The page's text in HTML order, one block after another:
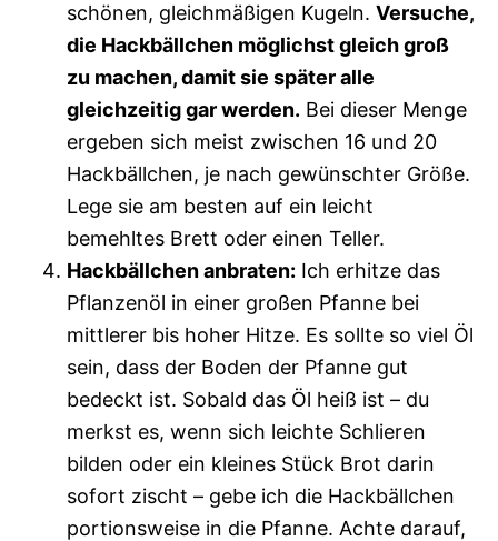
schönen, gleichmäßigen Kugeln. Versuche,
die Hackbällchen möglichst gleich groß
zu machen, damit sie später alle
gleichzeitig gar werden. Bei dieser Menge
ergeben sich meist zwischen 16 und 20
Hackbällchen, je nach gewünschter Größe.
Lege sie am besten auf ein leicht
bemehltes Brett oder einen Teller.
Hackbällchen anbraten: Ich erhitze das
Pflanzenöl in einer großen Pfanne bei
mittlerer bis hoher Hitze. Es sollte so viel Öl
sein, dass der Boden der Pfanne gut
bedeckt ist. Sobald das Öl heiß ist – du
merkst es, wenn sich leichte Schlieren
bilden oder ein kleines Stück Brot darin
sofort zischt – gebe ich die Hackbällchen
portionsweise in die Pfanne. Achte darauf,